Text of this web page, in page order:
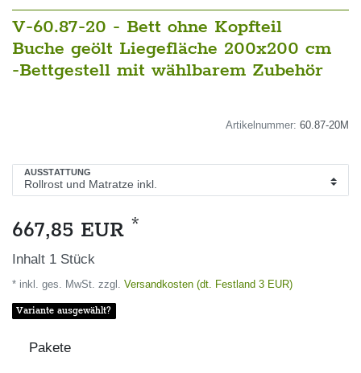
V-60.87-20 - Bett ohne Kopfteil
Buche geölt Liegefläche 200x200 cm
-Bettgestell mit wählbarem Zubehör
Artikelnummer: 60.87-20M
AUSSTATTUNG
667,85 EUR *
Inhalt 1 Stück
* inkl. ges. MwSt. zzgl. Versandkosten (dt. Festland 3 EUR)
Variante ausgewählt?
Pakete